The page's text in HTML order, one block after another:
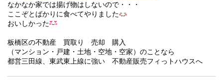
なかなか家では揚げ物はしないので・・・
ここぞとばかりに食べてやりました
おいしかった
板橋区の不動産 買取り 売却 購入
（マンション・戸建・土地・空地・空家）のことなら
都営三田線、東武東上線に強い 不動産販売フィっトハウスへ